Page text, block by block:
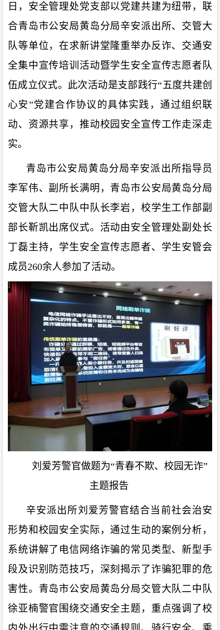
日，安全管理处党支部以党建共建为纽带，联
合青岛市公安局黄岛分局辛安派出所、交管大
队等单位，在求新讲堂隆重举办反诈、交通安
全集中宣传培训活动暨学生安全宣传志愿者队
伍成立仪式。此次活动是支部践行“五度共建创
心安”党建合作协议的具体实践，通过组织联
动、资源共享，推动校园安全宣传工作走深走
实。
青岛市公安局黄岛分局辛安派出所指导员
李军伟、副所长满明，青岛市公安局黄岛分局
交管大队二中队中队长李岩，校学生工作部副
部长靳凯出席仪式。活动由安全管理处副处长
丁磊主持，学生安全宣传志愿者、学生安管会
成员260余人参加了活动。
刘爱芳警官做题为“青春不欺、校园无诈”
主题报告
辛安派出所刘爱芳警官结合当前社会治安
形势和校园安全实际，通过生动的案例分析，
系统讲解了电信网络诈骗的常见类型、新型手
段及识别防范技巧，深刻揭示了诈骗犯罪的危
害性。青岛市公安局黄岛分局交管大队二中队
徐亚楠警官围绕交通安全主题，重点强调了校